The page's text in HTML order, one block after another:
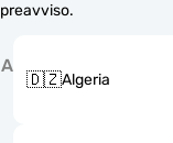
preavviso.
A
🇩🇿Algeria